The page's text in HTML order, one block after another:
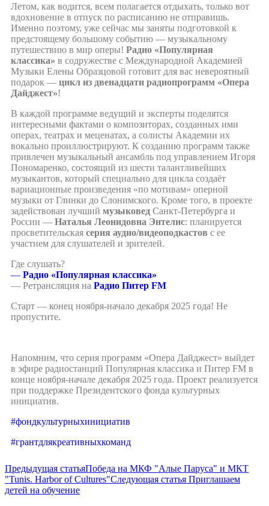
Летом, как водится, всем полагается отдыхать, только вот
вдохновение в отпуск по расписанию не отправишь.
Именно поэтому, уже сейчас мы заняты подготовкой к
предстоящему большому событию — музыкальному
путешествию в мир оперы! Радио «Популярная
классика» в содружестве с Международной Академией
Музыки Елены Образцовой готовит для вас невероятный
подарок — цикл из двенадцати радиопрограмм «Опера
Дайджест»!
В каждой программе ведущий и эксперты поделятся
интересными фактами о композиторах, созданных ими
операх, театрах и меценатах, а солисты Академии их
вокально проиллюстрируют. К созданию программ также
привлечен музыкальный ансамбль под управлением Игоря
Пономаренко, состоящий из шести талантливейших
музыкантов, который специально для цикла создаёт
вариационные произведения «по мотивам» оперной
музыки от Глинки до Слонимского. Кроме того, в проекте
задействован лучший музыковед Санкт-Петербурга и
России — Наталья Леонидовна Энтелис: планируется
просветительская серия аудио/видеоподкастов с ее
участием для слушателей и зрителей.
Где слушать?
— Радио «Популярная классика»
— Ретрансляция на Радио Питер FM
Старт — конец ноября-начало декабря 2025 года! Не
пропустите.
Напомним, что серия программ «Опера Дайджест» выйдет
в эфире радиостанций Популярная классика и Питер FM в
конце ноября-начале декабря 2025 года. Проект реализуется
при поддержке Президентского фонда культурных
инициатив.
#фондкультурныхинициатив
#грантдлякреативныхкоманд
Предыдущая статьяПобеда на МКФ "Алые Паруса" и МКТ
"Tunis. Harbor of Cultures"Следующая статья Приглашаем
детей на обучение